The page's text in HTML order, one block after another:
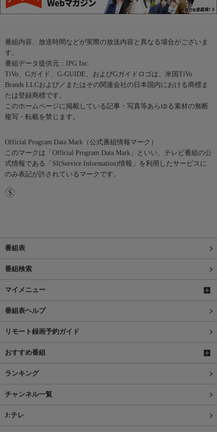
番組内容、放送時間などが実際の放送内容と異なる場合がございま
す。
番組データ提供元：IPG Inc.
TiVo、Gガイド、G-GUIDE、およびGガイドロゴは、米国TiVo
Brands LLCおよび／またはその関連会社の日本国内における商標ま
たは登録商標です。
このホームページに掲載している記事・写真等あらゆる素材の無断
複写・転載を禁じます。
Official Program Data Mark（公式番組情報マーク）
このマークは「Official Program Data Mark」といい、テレビ番組の公
式情報である「SI(Service Information)情報」を利用したサービスに
のみ表記が許されているマークです。
番組表
番組検索
マイメニュー
番組表ヘルプ
リモート録画予約ガイド
おすすめ番組
ランキング
チャンネル一覧
J:テレ